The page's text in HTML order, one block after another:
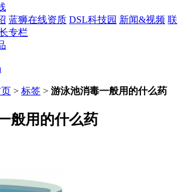
蓝狮在线资质 DSL科技园 新闻&视频 联
专栏
> 标签 > 游泳池消毒一般用的什么药
般用的什么药